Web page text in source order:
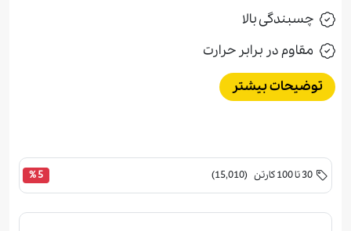
چسبندگی بالا
مقاوم در برابر حرارت
توضیحات بیشتر
30 تا 100 کارتن (15,010) 5 %